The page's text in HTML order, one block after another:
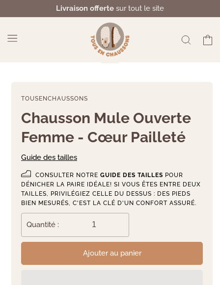
au
Livraison offerte sur tout le site
Panier
TOUSENCHAUSSONS
Chausson Mule Ouverte
Femme - Cœur Pailleté
Guide des tailles
CONSULTER NOTRE GUIDE DES TAILLES POUR
DÉNICHER LA PAIRE IDÉALE! SI VOUS ÊTES ENTRE DEUX
TAILLES, PRIVILÉGIEZ CELLE DU DESSUS : DES PIEDS
BIEN MESURÉS, C'EST LA CLÉ D'UN CONFORT ASSURÉ.
Quantité :
Ajouter au panier